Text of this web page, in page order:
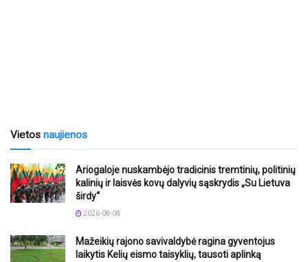
Vietos naujienos
Ariogaloje nuskambėjo tradicinis tremtinių, politinių
kalinių ir laisvės kovų dalyvių sąskrydis „Su Lietuva
širdy“
2026-08-08
Mažeikių rajono savivaldybė ragina gyventojus
laikytis Kelių eismo taisyklių, tausoti aplinką